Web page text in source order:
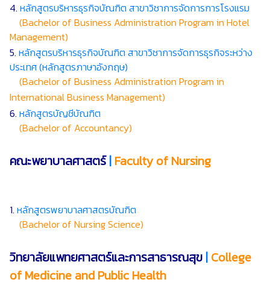
4. หลักสูตรบริหารธุรกิจบัณฑิต สาขาวิชาการจัดการการโรงแรม
(Bachelor of Business Administration Program in Hotel
Management)
5. หลักสูตรบริหารธุรกิจบัณฑิต สาขาวิชาการจัดการธุรกิจระหว่าง
ประเทศ (หลักสูตรภาษาอังกฤษ)
(Bachelor of Business Administration Program in
International Business Management)
6. หลักสูตรบัญชีบัณฑิต
(Bachelor of Accountancy)
คณะพยาบาลศาสตร์| Faculty of Nursing
1. หลักสูตรพยาบาลศาสตรบัณฑิต
(Bachelor of Nursing Science)
วิทยาลัยแพทยศาสตร์และการสาธารณสุข | College
of Medicine and Public Health